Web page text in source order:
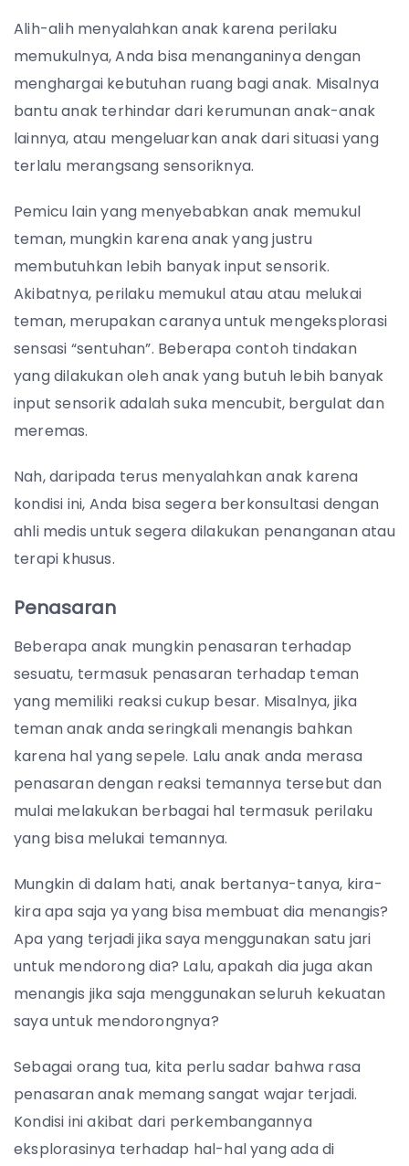
Alih-alih menyalahkan anak karena perilaku
memukulnya, Anda bisa menanganinya dengan
menghargai kebutuhan ruang bagi anak. Misalnya
bantu anak terhindar dari kerumunan anak-anak
lainnya, atau mengeluarkan anak dari situasi yang
terlalu merangsang sensoriknya.
Pemicu lain yang menyebabkan anak memukul
teman, mungkin karena anak yang justru
membutuhkan lebih banyak input sensorik.
Akibatnya, perilaku memukul atau atau melukai
teman, merupakan caranya untuk mengeksplorasi
sensasi “sentuhan”. Beberapa contoh tindakan
yang dilakukan oleh anak yang butuh lebih banyak
input sensorik adalah suka mencubit, bergulat dan
meremas.
Nah, daripada terus menyalahkan anak karena
kondisi ini, Anda bisa segera berkonsultasi dengan
ahli medis untuk segera dilakukan penanganan atau
terapi khusus.
Penasaran
Beberapa anak mungkin penasaran terhadap
sesuatu, termasuk penasaran terhadap teman
yang memiliki reaksi cukup besar. Misalnya, jika
teman anak anda seringkali menangis bahkan
karena hal yang sepele. Lalu anak anda merasa
penasaran dengan reaksi temannya tersebut dan
mulai melakukan berbagai hal termasuk perilaku
yang bisa melukai temannya.
Mungkin di dalam hati, anak bertanya-tanya, kira-
kira apa saja ya yang bisa membuat dia menangis?
Apa yang terjadi jika saya menggunakan satu jari
untuk mendorong dia? Lalu, apakah dia juga akan
menangis jika saja menggunakan seluruh kekuatan
saya untuk mendorongnya?
Sebagai orang tua, kita perlu sadar bahwa rasa
penasaran anak memang sangat wajar terjadi.
Kondisi ini akibat dari perkembangannya
eksplorasinya terhadap hal-hal yang ada di